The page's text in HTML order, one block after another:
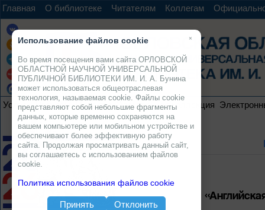
Главная О библиотеке Читателям Коллегам
Услуги Ресурсы Проекты Электронная коллекция
×
Использование файлов cookie
Во время посещения вами сайта ОРЛОВСКОЙ
ОБЛАСТНОЙ НАУЧНОЙ УНИВЕРСАЛЬНОЙ
ПУБЛИЧНОЙ БИБЛИОТЕКИ ИМ. И. А. Бунина
может использоваться общеотраслевая
технология, называемая cookie. Файлы cookie
представляют собой небольшие фрагменты
данных, которые временно сохраняются на
вашем компьютере или мобильном устройстве и
обеспечивают более эффективную работу
сайта. Продолжая просматривать данный сайт,
вы соглашаетесь с использованием файлов
cookie.
Политика использования файлов cookie
Принять Отклонить